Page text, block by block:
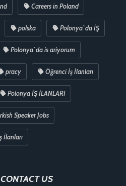
Careers in Poland
polska Polonya`da İŞ
Polonya`da is ariyorum
pracy Öğrenci İş İlanları
Polonya İŞ İLANLARI
Speaker Jobs
İlanları
US